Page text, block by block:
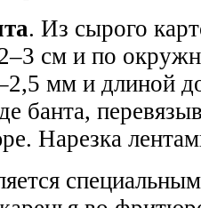
. Из сырого
см и по
мм и длиной
банта,
Нарезка